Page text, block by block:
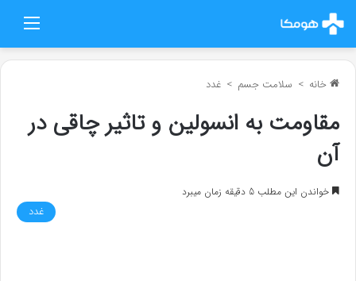
خانه > سلامت جسم > غدد
مقاومت به انسولین و تاثیر چاقی در
آن
خواندن این مطلب 5 دقیقه زمان میبرد
غدد